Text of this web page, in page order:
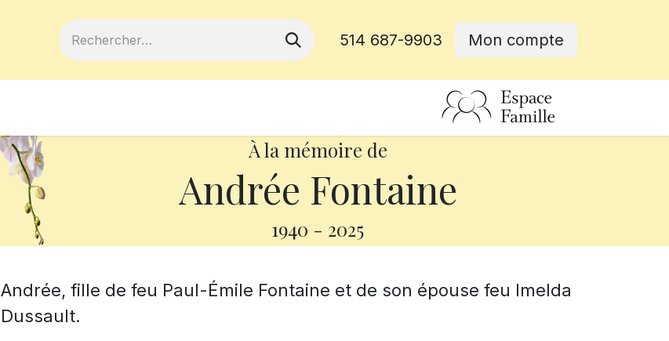
514 687-9903 Mon compte
À la mémoire de
Andrée Fontaine
1940 - 2025
Andrée, fille de feu Paul-Émile Fontaine et de son épouse feu Imelda
Dussault.